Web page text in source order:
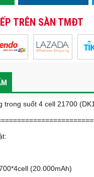
TRÊN SÀN TMĐT
trong suốt 4 cell 21700
(20.000mAh)